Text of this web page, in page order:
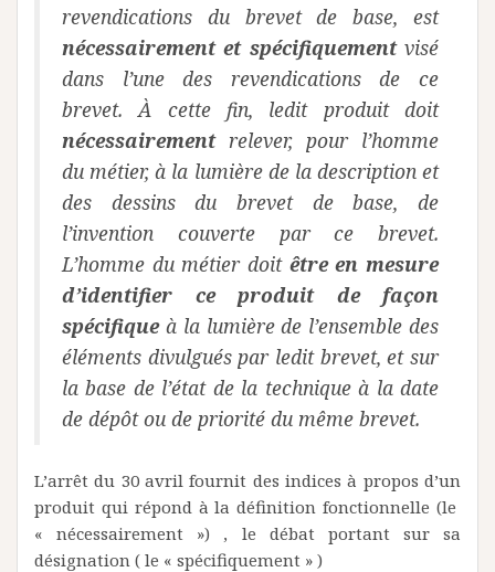
revendications du brevet de base, est
nécessairement et spécifiquementvisé
dans l’une des revendications de ce
brevet. À cette fin, ledit produit doit
nécessairementrelever, pour l’homme
du métier, à la lumière de la description et
des dessins du brevet de base, de
l’invention couverte par ce brevet.
L’homme du métier doit être en mesure
d’identifier ce produit de façon
spécifiqueà la lumière de l’ensemble des
éléments divulgués par ledit brevet, et sur
la base de l’état de la technique à la date
de dépôt ou de priorité du même brevet.
L’arrêt du 30 avril fournit des indices à propos d’un
produit qui répond à la définition fonctionnelle (le
« nécessairement ») , le débat portant sur sa
désignation ( le « spécifiquement » )